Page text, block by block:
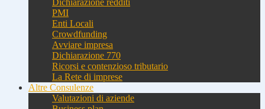
Dichiarazione redditi
PMI
Enti Locali
Crowdfunding
Avviare impresa
Dichiarazione 770
Ricorsi e contenzioso tributario
La Rete di imprese
Altre Consulenze
Valutazioni di aziende